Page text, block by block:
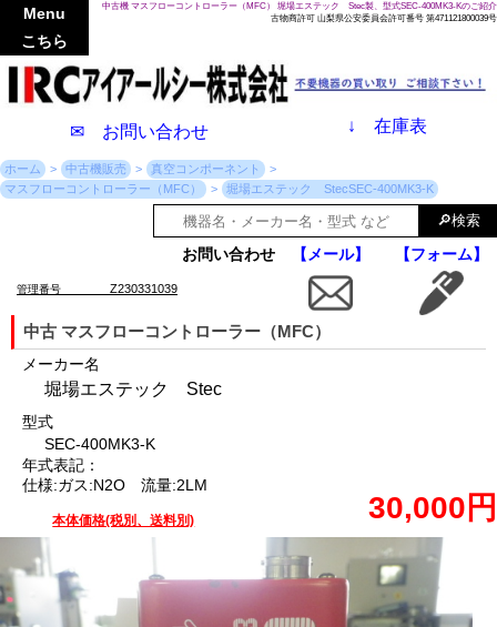
中古機 マスフローコントローラー（MFC） 堀場エステック Stec製、型式SEC-400MK3-Kのご紹介
古物商許可 山梨県公安委員会許可番号 第471121800039号
✉ お問い合わせ ↓ 在庫表
Menu
こちら
ホーム 中古機販売
真空コンポーネント
マスフローコントローラー（MFC）
堀場エステック StecSEC-400MK3-K
お問い合わせ 【メール】 【フォーム】
管理番号 Z230331039
中古 マスフローコントローラー（MFC）
メーカー名
堀場エステック Stec
型式
SEC-400MK3-K
年式表記：
仕様:ガス:N2O 流量:2LM
本体価格(税別、送料別) 30,000円